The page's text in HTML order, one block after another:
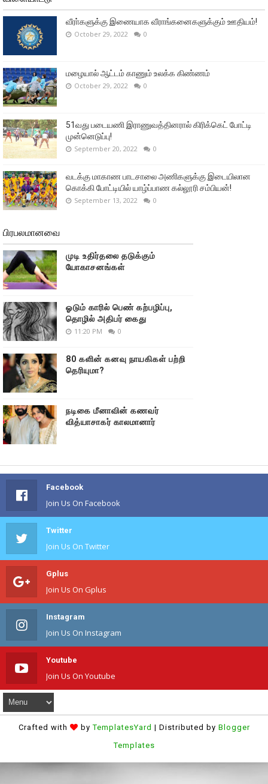
வீரா்களுக்கு இணையாக வீராங்கனைகளுக்கும் ஊதியம்!
October 29, 2022 0
மழையால் ஆட்டம் காணும் உலக்க கிண்ணம்
October 29, 2022 0
51வது படையணி இராணுவத்தினரால் கிரிக்கெட் போட்டி
முன்னெடுப்பு!
September 20, 2022 0
வடக்கு மாகாண பாடசாலை அணிகளுக்கு இடையிலான
கொக்கி போட்டியில் யாழ்ப்பாண கல்லூரி சம்பியன்!
September 13, 2022 0
பிரபலமானவை
முடி உதிர்தலை தடுக்கும்
யோகாசனங்கள்
ஓடும் காரில் பெண் கற்பழிப்பு,
தொழில் அதிபர் கைது
11:20 PM 0
80 களின் கனவு நாயகிகள் பற்றி
தெரியுமா?
நடிகை மீனாவின் கணவர்
வித்யாசாகர் காலமானார்
Facebook
Join Us On Facebook
Twitter
Join Us On Twitter
Gplus
Join Us On Gplus
Instagram
Join Us On Instagram
Youtube
Join Us On Youtube
Crafted with byTemplatesYard | Distributed by Blogger
Templates